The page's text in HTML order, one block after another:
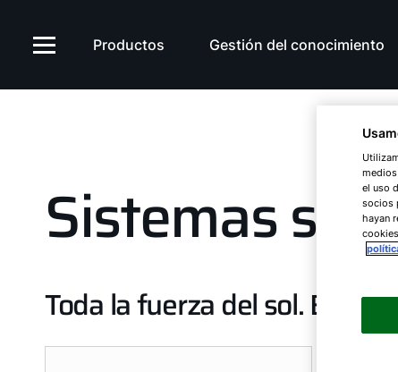
Productos Gestión del conocimiento
Sistemas
Toda la fuerza del sol.
el uso
socios
hayan